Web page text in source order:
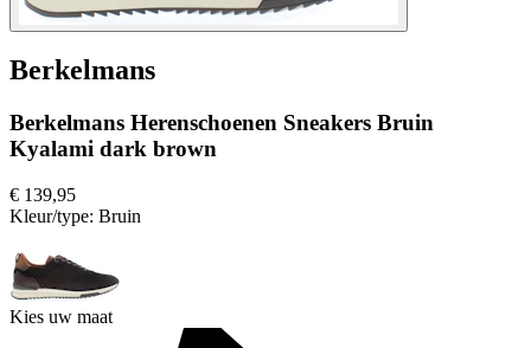
Berkelmans
Berkelmans Herenschoenen Sneakers Bruin
Kyalami dark brown
€ 139,95
Kleur/type: Bruin
Kies uw maat